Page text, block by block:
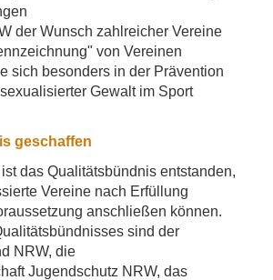
der Wunsch zahlreicher Vereine
von Vereinen
sich besonders in der Prävention
Gewalt im Sport
geschaffen
das Qualitätsbündnis entstanden,
Vereine nach Erfüllung
anschließen können.
sind der
NRW, die
Jugendschutz NRW, das